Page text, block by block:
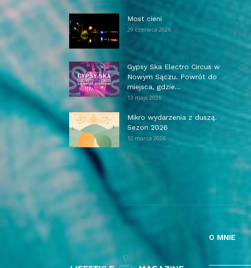
Most cieni
29 czerwca 2026
Gypsy Ska Electro Circus w
Nowym Sączu. Powrót do
miejsca, gdzie...
13 maja 2026
Mikro wydarzenia z duszą.
Sezon 2026
12 marca 2026
O MNIE